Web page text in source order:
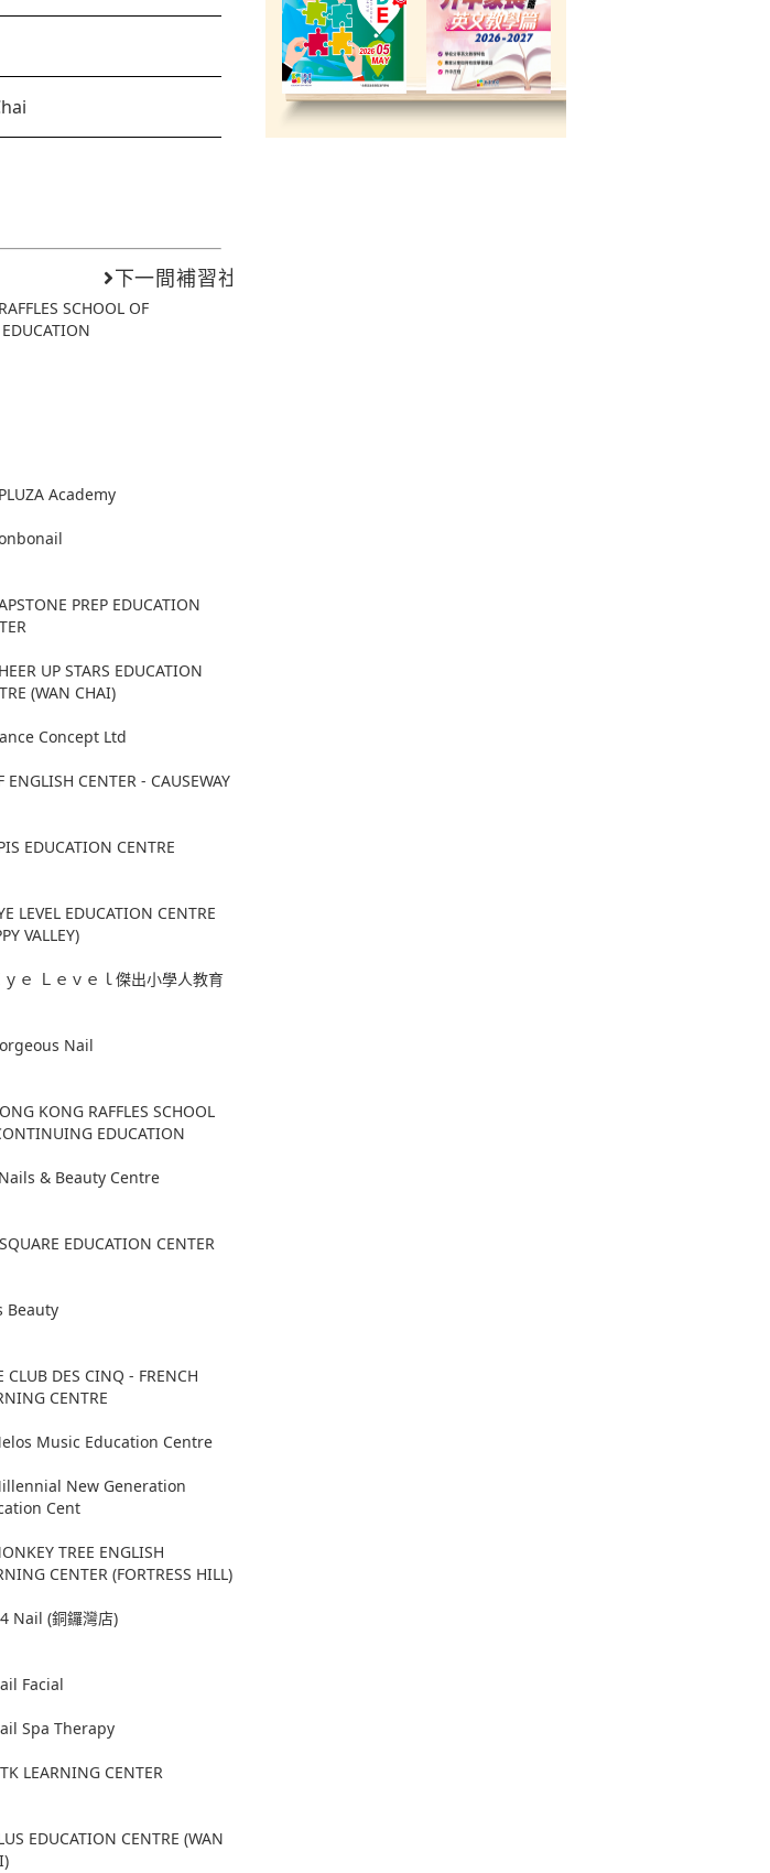
下一間補習社
SCHOOL OF
Academy
PREP EDUCATION
UP STARS EDUCATION
(WAN CHAI)
Concept Ltd
ENGLISH CENTER - CAUSEWAY
EDUCATION CENTRE
LEVEL EDUCATION CENTRE
VALLEY)
ｅ Ｌｅｖｅｌ傑出小學人教育
Nail
KONG RAFFLES SCHOOL
EDUCATION
& Beauty Centre
EDUCATION CENTER
Beauty
CLUB DES CINQ - FRENCH
CENTRE
Music Education Centre
New Generation
Cent
TREE ENGLISH
CENTER (FORTRESS HILL)
Nail (銅鑼灣店)
Facial
Spa Therapy
LEARNING CENTER
EDUCATION CENTRE (WAN